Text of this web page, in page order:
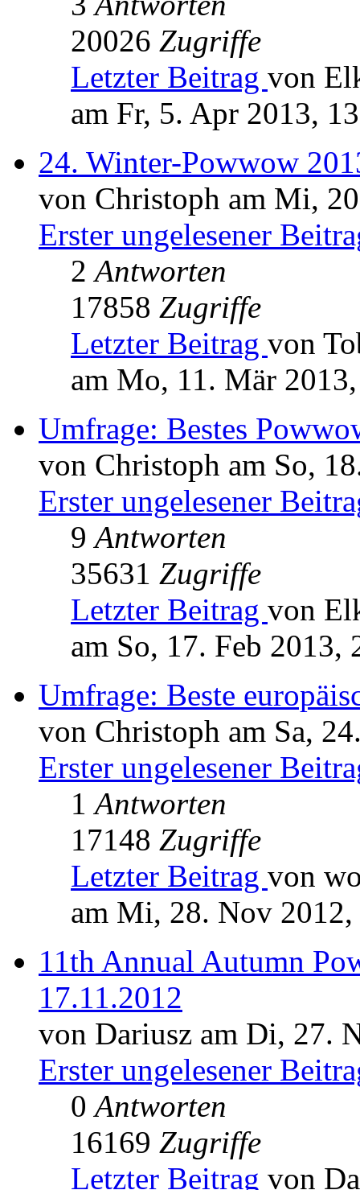
20026 Zugriffe
Letzter Beitrag von
am Fr, 5. Apr 2013,
24. Winter-Powwow
von Christoph am Mi,
Erster ungelesener
2Antworten
17858 Zugriffe
Letzter Beitrag von
am Mo, 11. Mär
Umfrage: Bestes
von Christoph am So,
Erster ungelesener
9Antworten
35631 Zugriffe
Letzter Beitrag von
am So, 17. Feb 2013,
Umfrage: Beste
von Christoph am Sa,
Erster ungelesener
1Antworten
17148 Zugriffe
Letzter Beitrag von
am Mi, 28. Nov
11th Annual Autumn
17.11.2012
von Dariusz am Di, 27.
Erster ungelesener
0Antworten
16169 Zugriffe
Letzter Beitrag von